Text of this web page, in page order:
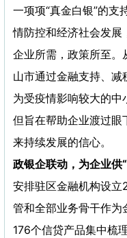
一项项“真金白银”的支
情防控和经济社会发展
企业所需，政策所至。
山市通过金融支持、减
为受疫情影响较大的中
但旨在帮助企业渡过眼
来持续发展的信心。
政银企联动，为企业供
安排驻区金融机构设
管和全部业务骨干作为
176个信贷产品集中梳